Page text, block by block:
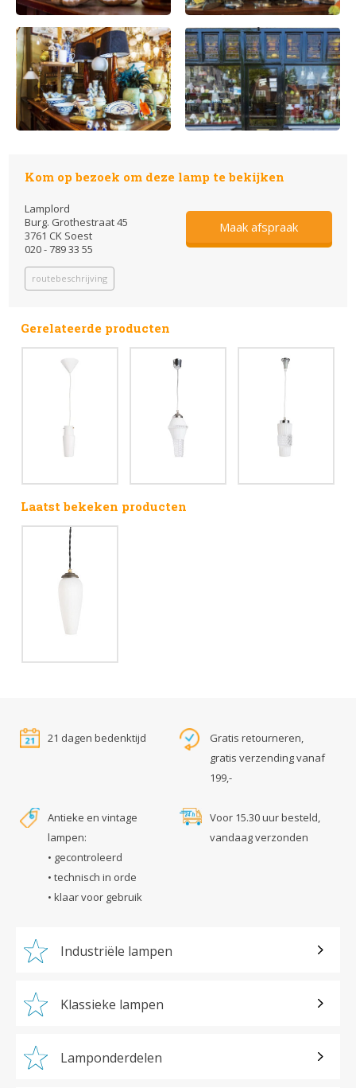
Kom op bezoek om deze lamp te bekijken
Lamplord
Burg. Grothestraat 45
3761 CK Soest
020 - 789 33 55
routebeschrijving
Maak afspraak
Gerelateerde producten
Laatst bekeken producten
21 dagen bedenktijd
Gratis retourneren,
gratis verzending vanaf
199,-
Antieke en vintage
lampen:
• gecontroleerd
• technisch in orde
• klaar voor gebruik
Voor 15.30 uur besteld,
vandaag verzonden
Industriële lampen
Klassieke lampen
Lamponderdelen